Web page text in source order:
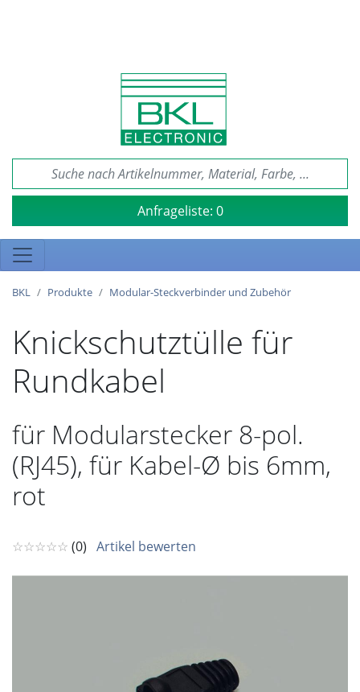
Anfrageliste: 0
BKL Produkte Modular-Steckverbinder und Zubehör
Knickschutztülle für
Rundkabel
für Modularstecker 8-pol.
(RJ45), für Kabel-Ø bis 6mm,
rot
☆☆☆☆☆ (0) Artikel bewerten